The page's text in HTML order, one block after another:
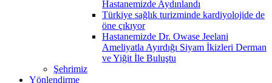
Hastanemizde Aydınlandı
Türkiye sağlık turizminde kardiyolojide de
öne çıkıyor
Hastanemizde Dr. Owase Jeelani
Ameliyatla Ayırdığı Siyam İkizleri Derman
ve Yiğit İle Buluştu
Şehrimiz
Yönlendirme